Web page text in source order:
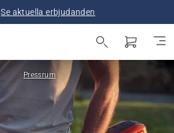
Se aktuella erbjudanden
Pressrum